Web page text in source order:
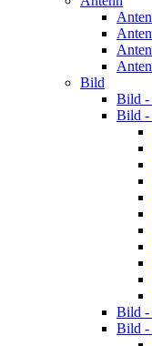
Bild
Bild -
Bild -
Bild
Bild